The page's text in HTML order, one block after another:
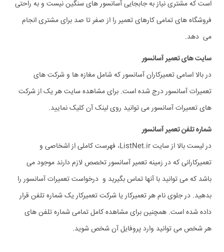
است که مشتری نیاز به جابجایی آسانسور های سنگین نیست و به راحتی
فروشگاه های تمامی کارهای تعمیر را از صفر تا صد برای مشتری انجام
می دهد.
سایت های تعمیر آسانسور
در بالا اسامی تعمیرکاران آسانسور که شامل مغازه ها و شرکت های
تعمیرات آسانسور درج شده است. برای مشاهده سایت هر یک از شرکت
های تعمیرات آسانسور می توانید روی لینک آن کلیک نمایید.
شماره تلفن تعمیر آسانسور
در لیست بالا از سایت ListNet.ir، فهرست کاملی از اشخاصی و
تعمیرکارانی که در زمینه تعمیر آسانسور تخصص لازم دارند موجود می
باشد که می توانید با آنها تماس بگیرید و درخواست تعمیرات آسانسور را
بدهید. در جلوی نام هر تعمیرکار یا شرکت تعمیرکار یک شماره تلفن قرار
داده شده است. همچنین برای مشاهده کامل تمامی شماره تلفن های
هر شخص می توانید وارد پروفایل آن شخص شوید.